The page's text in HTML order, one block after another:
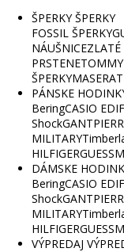
ŠPERKY ŠPERKY
FOSSIL ŠPERKY
NÁUŠNICE
PRSTENETOMMY
ŠPERKY
PÁNSKE
BeringCASIO
ShockGANT
MILITARY
HILFIGERGUESS
DÁMSKE
BeringCASIO
ShockGANT
MILITARY
HILFIGERGUESS
VÝPREDAJ